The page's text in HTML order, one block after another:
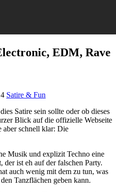
EDM, Rave
Satire & Fun
Satire sein sollte oder ob dieses
Blick auf die offizielle Webseite
aber schnell klar: Die
Musik und explizit Techno eine
ist eh auf der falschen Party.
auch wenig mit dem zu tun, was
Tanzflächen geben kann.